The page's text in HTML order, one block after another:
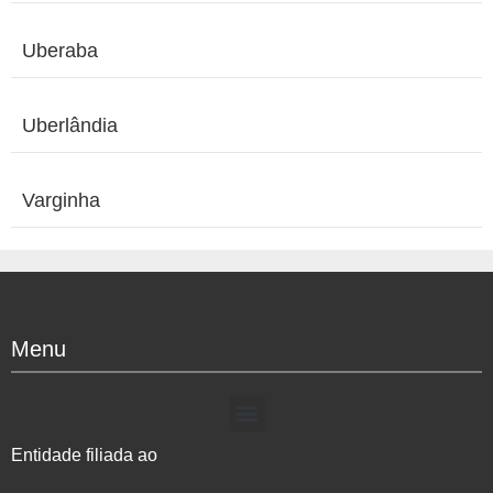
Uberaba
Uberlândia
Varginha
Menu
Entidade filiada ao